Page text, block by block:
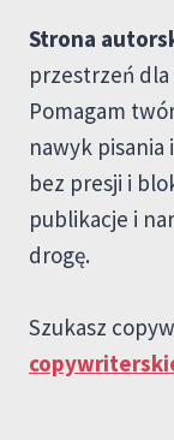
Strona
przestrzeń dla
Pomagam
nawyk pisania
bez presji i
publikacje i
drogę.
Szukasz